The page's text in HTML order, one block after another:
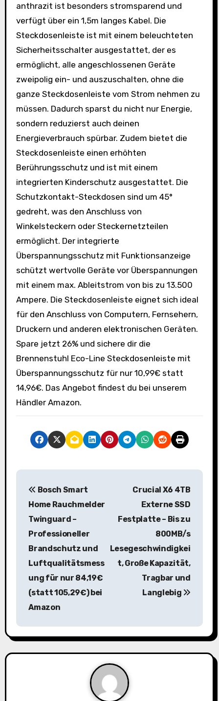
anthrazit ist besonders stromsparend und
verfügt über ein 1,5m langes Kabel. Die
Steckdosenleiste ist mit einem beleuchteten
Sicherheitsschalter ausgestattet, der es
ermöglicht, alle angeschlossenen Geräte
zweipolig ein- und auszuschalten, ohne die
ganze Steckdosenleiste vom Strom nehmen zu
müssen. Dadurch sparst du nicht nur Energie,
sondern reduzierst auch deinen
Energieverbrauch spürbar. Zudem bietet die
Steckdosenleiste einen erhöhten
Berührungsschutz und ist mit einem
integrierten Kinderschutz ausgestattet. Die
Schutzkontakt-Steckdosen sind um 45°
gedreht, was den Anschluss von
Winkelsteckern oder Steckernetzteilen
ermöglicht. Der integrierte
Überspannungsschutz mit Funktionsanzeige
schützt wertvolle Geräte vor Überspannungen
mit einem max. Ableitstrom von bis zu 13.500
Ampere. Die Steckdosenleiste eignet sich ideal
für den Anschluss von Computern, Fernsehern,
Druckern und anderen elektronischen Geräten.
Spare jetzt 26% und sichere dir die
Brennenstuhl Eco-Line Steckdosenleiste mit
Überspannungsschutz für nur 10,99€ statt
14,96€. Das Angebot findest du bei unserem
Händler Amazon.
B
s
n
a
Bosch Smart
Home Rauchmelder
Twinguard –
Professioneller
Brandschutz und
Luftqualitätsmess
ung für nur 84,19€
(statt 105,29€) bei
Amazon
Crucial X6 4TB
Externe SSD
Festplatte – Bis zu
800MB/s
Lesegeschwindigkei
t, Große Kapazität,
Tragbar und
Langlebig